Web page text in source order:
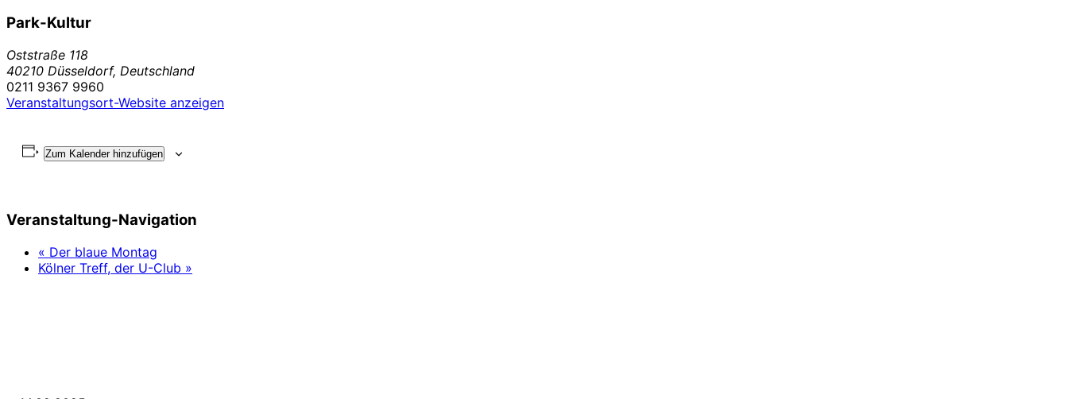
Park-Kultur
Oststraße 118
40210 Düsseldorf, Deutschland
0211 9367 9960
Veranstaltungsort-Website anzeigen
Zum Kalender hinzufügen
Veranstaltung-Navigation
« Der blaue Montag
Kölner Treff, der U-Club »